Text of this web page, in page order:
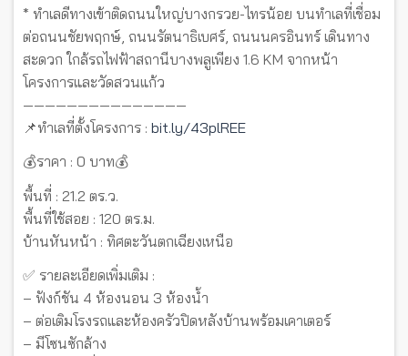
* ทำเลดีทางเข้าติดถนนใหญ่บางกรวย-ไทรน้อย บนทำเลที่เชื่อม
ต่อถนนชัยพฤกษ์, ถนนรัตนาธิเบศร์, ถนนนครอินทร์ เดินทาง
สะดวก ใกล้รถไฟฟ้าสถานีบางพลูเพียง 1.6 KM จากหน้า
โครงการและวัดสวนแก้ว
———————————————
📌ทำเลที่ตั้งโครงการ : bit.ly/43plREE
💰ราคา : 0 บาท💰
พื้นที่ : 21.2 ตร.ว.
พื้นที่ใช้สอย : 120 ตร.ม.
บ้านหันหน้า : ทิศตะวันตกเฉียงเหนือ
✅ รายละเอียดเพิ่มเติม :
– ฟังก์ชัน 4 ห้องนอน 3 ห้องน้ำ
– ต่อเติมโรงรถและห้องครัวปิดหลังบ้านพร้อมเคาเตอร์
– มีโซนซักล้าง